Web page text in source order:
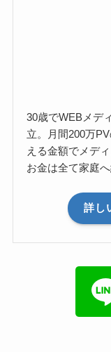
30歳でWEBメデ
立。月間200万
える金額でメデ
お金は全て家庭へ
詳し